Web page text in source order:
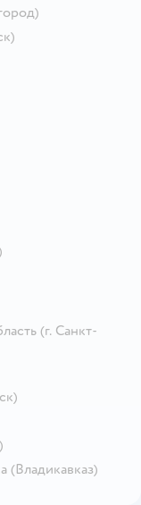
(г. Санкт-
(Владикавказ)